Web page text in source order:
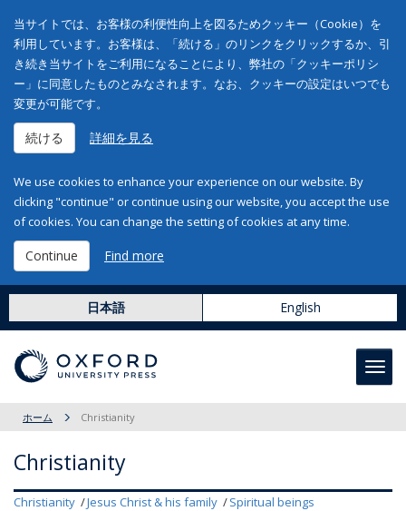
当サイトでは、お客様の利便性向上を図るためクッキー（Cookie）を
利用しています。お客様は、「続ける」のリンクをクリックするか、引
き続き当サイトをご利用になることにより、弊社の「クッキーポリシ
ー」に同意したものとみなされます。なお、クッキーの設定はいつでも
変更が可能です。
続ける 詳細を見る
We use cookies to enhance your experience on our website. By
clicking "continue" or continue using our website, you accept the use
of cookies. You can change the setting of cookies at any time.
Continue Find more
日本語 English
ホーム Christianity
Christianity
Christianity Jesus Christ & his family Spiritual beings